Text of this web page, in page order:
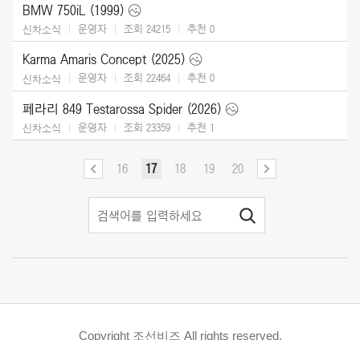
BMW 750iL (1999)
신차소식 운영자 조회 24215 추천 0
Karma Amaris Concept (2025)
신차소식 운영자 조회 22464 추천 0
페라리 849 Testarossa Spider (2026)
신차소식 운영자 조회 23359 추천 1
16 17 18 19 20
Copyright 조선비즈 All rights reserved.